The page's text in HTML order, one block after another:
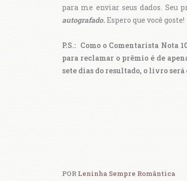
para me enviar seus dados. Seu
autografado. Espero que você goste!
P.S.: Como o Comentarista Nota
para reclamar o prêmio é de
sete dias do resultado, o livro
POR Leninha Sempre Romântica